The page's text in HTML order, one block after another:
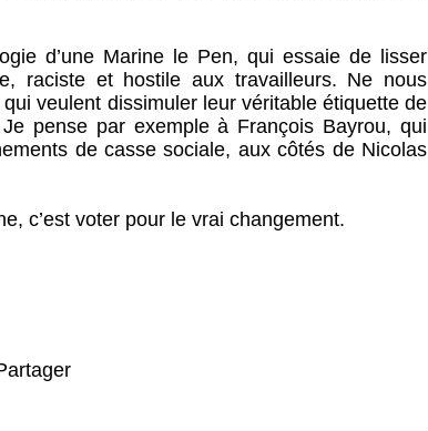
d’une Marine le Pen, qui essaie de lisser
raciste et hostile aux travailleurs. Ne nous
veulent dissimuler leur véritable étiquette de
pense par exemple à François Bayrou, qui
de casse sociale, aux côtés de Nicolas
c’est voter pour le vrai changement.